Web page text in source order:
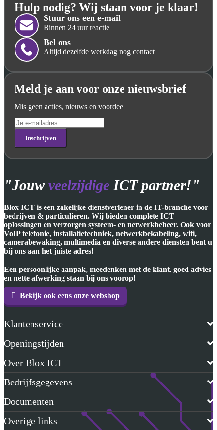
Hulp nodig? Wij staan voor je klaar!
Stuur ons een e-mail
Binnen 24 uur reactie
Bel ons
Altijd dezelfde werkdag nog contact
Meld je aan voor onze nieuwsbrief
Mis geen acties, nieuws en voordeel
"Jouw veelzijdige ICT partner!"
Blox ICT is een zakelijke dienstverlener in de IT-branche voor
bedrijven & particulieren. Wij bieden complete ICT
oplossingen en verzorgen systeem- en netwerkbeheer. Ook voor
VoIP telefonie, installatietechniek, netwerkbekabeling, wifi,
camerabewaking, multimedia en diverse andere diensten bent u
bij ons aan het juiste adres!
Een persoonlijke aanpak, meedenken met de klant, goed advies
en nette afwerking staan bij ons voorop!
Bekijk ook eens onze webshop
Klantenservice
Openingstijden
Over Blox ICT
Bedrijfsgegevens
Documenten
Overige links